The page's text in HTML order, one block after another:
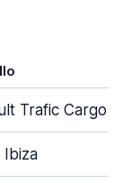
Trafic Cargo
Ibiza